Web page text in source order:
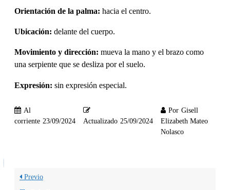
Orientación de la palma: hacia el centro.
Ubicación: delante del cuerpo.
Movimiento y dirección: mueva la mano y el brazo como
una serpiente que se desliza por el suelo.
Expresión: sin expresión especial.
Al
corriente 23/09/2024 Actualizado 25/09/2024
Por Gisell
Elizabeth Mateo
Nolasco
Previo